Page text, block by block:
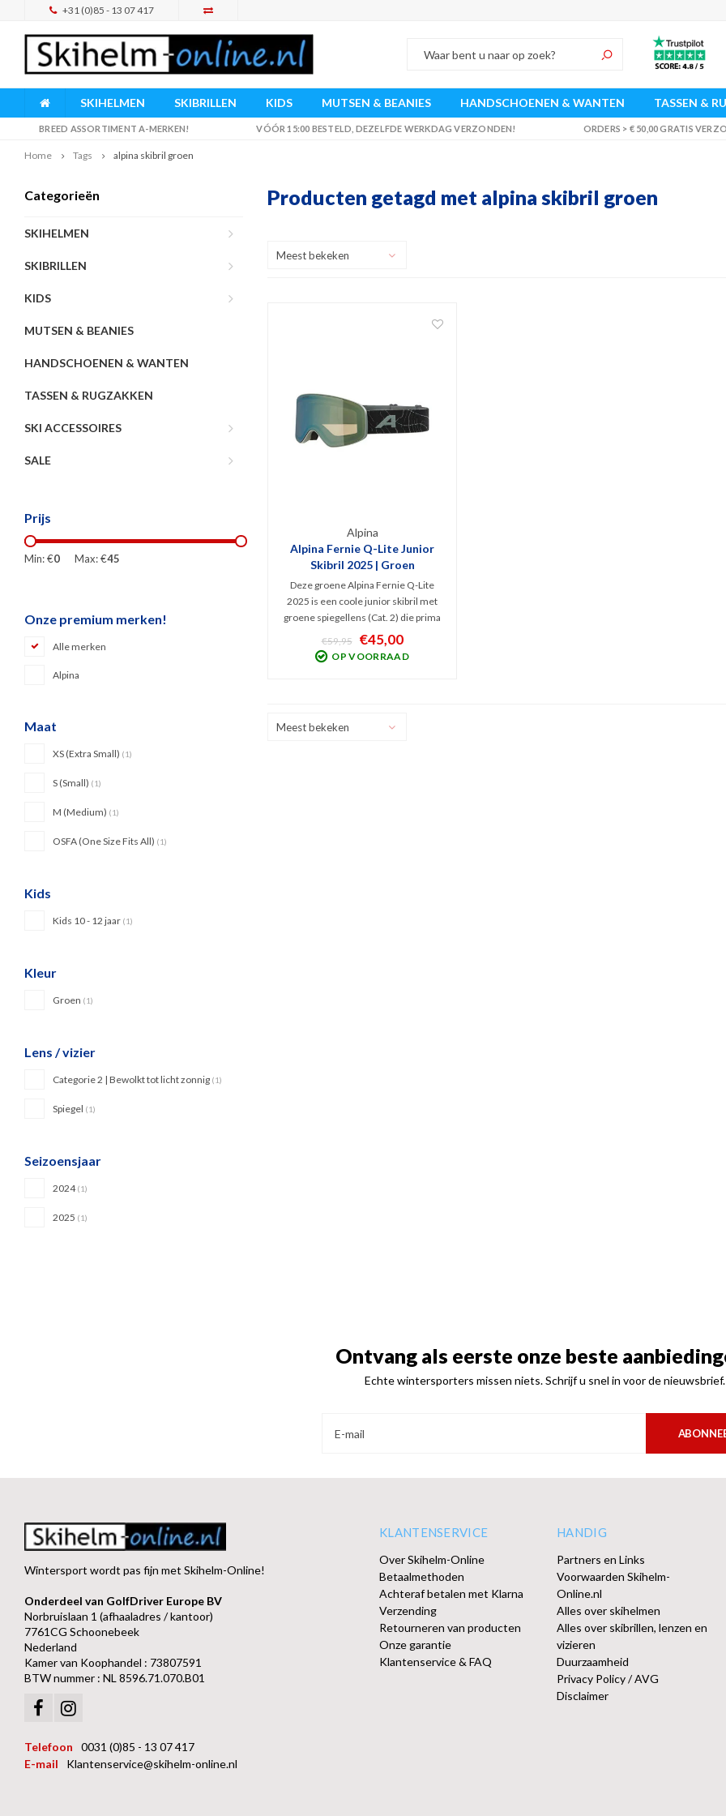
+31 (0)85 - 13 07 417
SKIHELMEN SKIBRILLEN KIDS MUTSEN & BEANIES HANDSCHOENEN & WANTEN TASSEN &
BREED ASSORTIMENT A-MERKEN! VÓÓR 15:00 BESTELD, DEZELFDE WERKDAG VERZONDEN! ORDERS > € 50,00 GRATIS
Home Tags alpina skibril groen
Categorieën
SKIHELMEN
SKIBRILLEN
KIDS
MUTSEN & BEANIES
HANDSCHOENEN & WANTEN
TASSEN & RUGZAKKEN
SKI ACCESSOIRES
SALE
Prijs
Min: €0 Max: €45
Onze premium merken!
Alle merken
Alpina
Maat
XS (Extra Small) (1)
S (Small) (1)
M (Medium) (1)
OSFA (One Size Fits All) (1)
Kids
Kids 10 - 12 jaar (1)
Kleur
Groen (1)
Lens / vizier
Categorie 2 | Bewolkt tot licht zonnig (1)
Spiegel (1)
Seizoensjaar
2024(1)
2025 (1)
Producten getagd met alpina skibril groen
Meest bekeken
Alpina
Alpina Fernie Q-Lite Junior
Skibril 2025 | Groen
Deze groene Alpina Fernie Q-Lite
2025 is een coole junior skibril met
groene spiegellens (Cat. 2) die prima
bescherming tegen schadelijk UV en
Infrarood en optimaal zicht geeft bij
bewolkt tot licht zonnig weer.
€59,95 €45,00
OP VOORRAAD
Meest bekeken
Ontvang als eerste onze beste
Echte wintersporters missen niets. Schrijf u snel in voor de nieuwsbrief.
Wintersport wordt pas fijn met Skihelm-Online!
Onderdeel van GolfDriver Europe BV
Norbruislaan 1 (afhaaladres / kantoor)
7761CG Schoonebeek
Nederland
Kamer van Koophandel : 73807591
BTW nummer : NL 8596.71.070.B01
Telefoon
0031 (0)85 - 13 07 417
E-mail
Klantenservice@skihelm-online.nl
KLANTENSERVICE
Over Skihelm-Online
Betaalmethoden
Achteraf betalen met Klarna
Verzending
Retourneren van producten
Onze garantie
Klantenservice & FAQ
HANDIG
Partners en Links
Voorwaarden Skihelm-
Online.nl
Alles over skihelmen
Alles over skibrillen, lenzen en
vizieren
Duurzaamheid
Privacy Policy / AVG
Disclaimer